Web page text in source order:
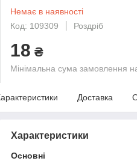
Немає в наявності
Код: 109309
Роздріб
18 ₴
Мінімальна сума замовлення
Доставка
Характеристики
Основні